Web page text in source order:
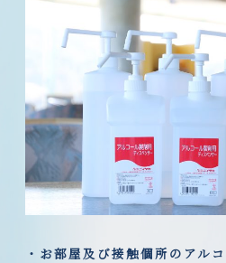
・お部屋及び接触個所のアル